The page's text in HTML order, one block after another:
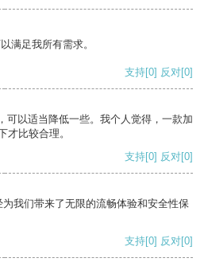
满足我所有需求。
支持[0] 反对[0]
可以适当降低一些。我个人觉得，一款加
才比较合理。
支持[0] 反对[0]
我们带来了无限的流畅体验和安全性保
支持[0] 反对[0]